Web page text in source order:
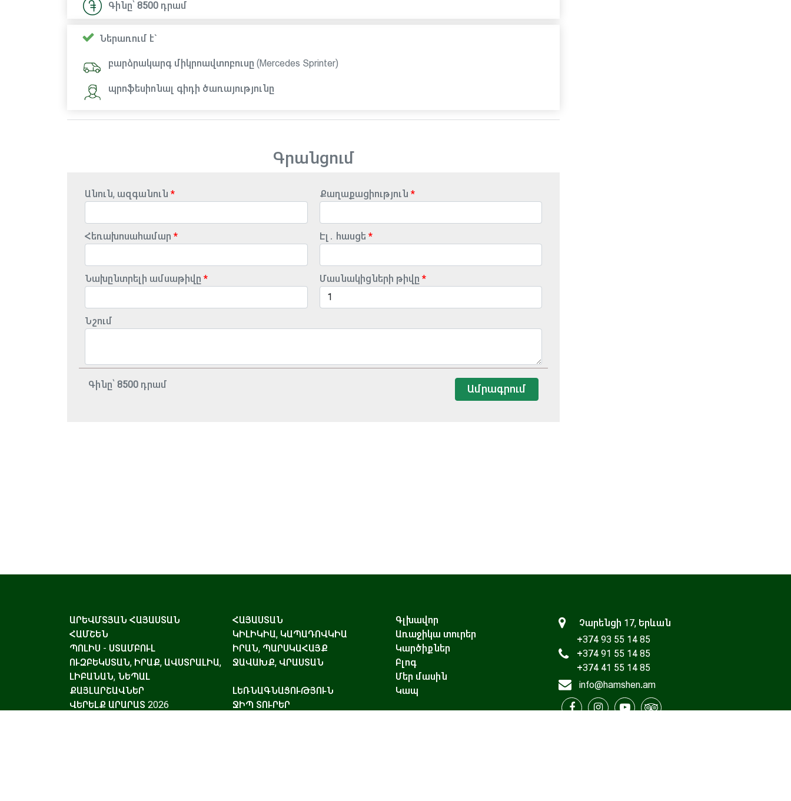
Գինը՝ 8500 դրամ
Ներառում է`
բարձրակարգ միկրոավտոբուսը (Mercedes Sprinter)
պրոֆեսիոնալ գիդի ծառայությունը
Գրանցում
Անուն, ազգանուն Քաղաքացիություն
Հեռախոսահամար Էլ․ հասցե
Նախընտրելի ամսաթիվը Մասնակիցների թիվը
Նշում
Գինը՝ 8500 դրամ Ամրագրում
ԱՐԵՎՄՏՅԱՆ ՀԱՅԱՍՏԱՆ
ՀԱՅԱՍՏԱՆ
ՀԱՄՇԵՆ
ԿԻԼԻԿԻԱ, ԿԱՊԱԴՈՎԿԻԱ
ՊՈԼԻՍ - ՍՏԱՄԲՈՒԼ
ԻՐԱՆ, ՊԱՐՍԿԱՀԱՅՔ
ՈՒԶԲԵԿՍՏԱՆ, ԻՐԱՔ, ԱՎՍՏՐԱԼԻԱ,
ԼԻԲԱՆԱՆ, ՆԵՊԱԼ
ՋԱՎԱԽՔ, ՎՐԱՍՏԱՆ
ՔԱՅԼԱՐՇԱՎՆԵՐ
ԼԵՌՆԱԳՆԱՑՈՒԹՅՈՒՆ
ՎԵՐԵԼՔ ԱՐԱՐԱՏ 2026
ՋԻՊ ՏՈՒՐԵՐ
Գլխավոր
Առաջիկա տուրեր
Կարծիքներ
Բլոգ
Մեր մասին
Կապ
Չարենցի 17, Երևան
+374 93 55 14 85
+374 91 55 14 85
+374 41 55 14 85
info@hamshen.am